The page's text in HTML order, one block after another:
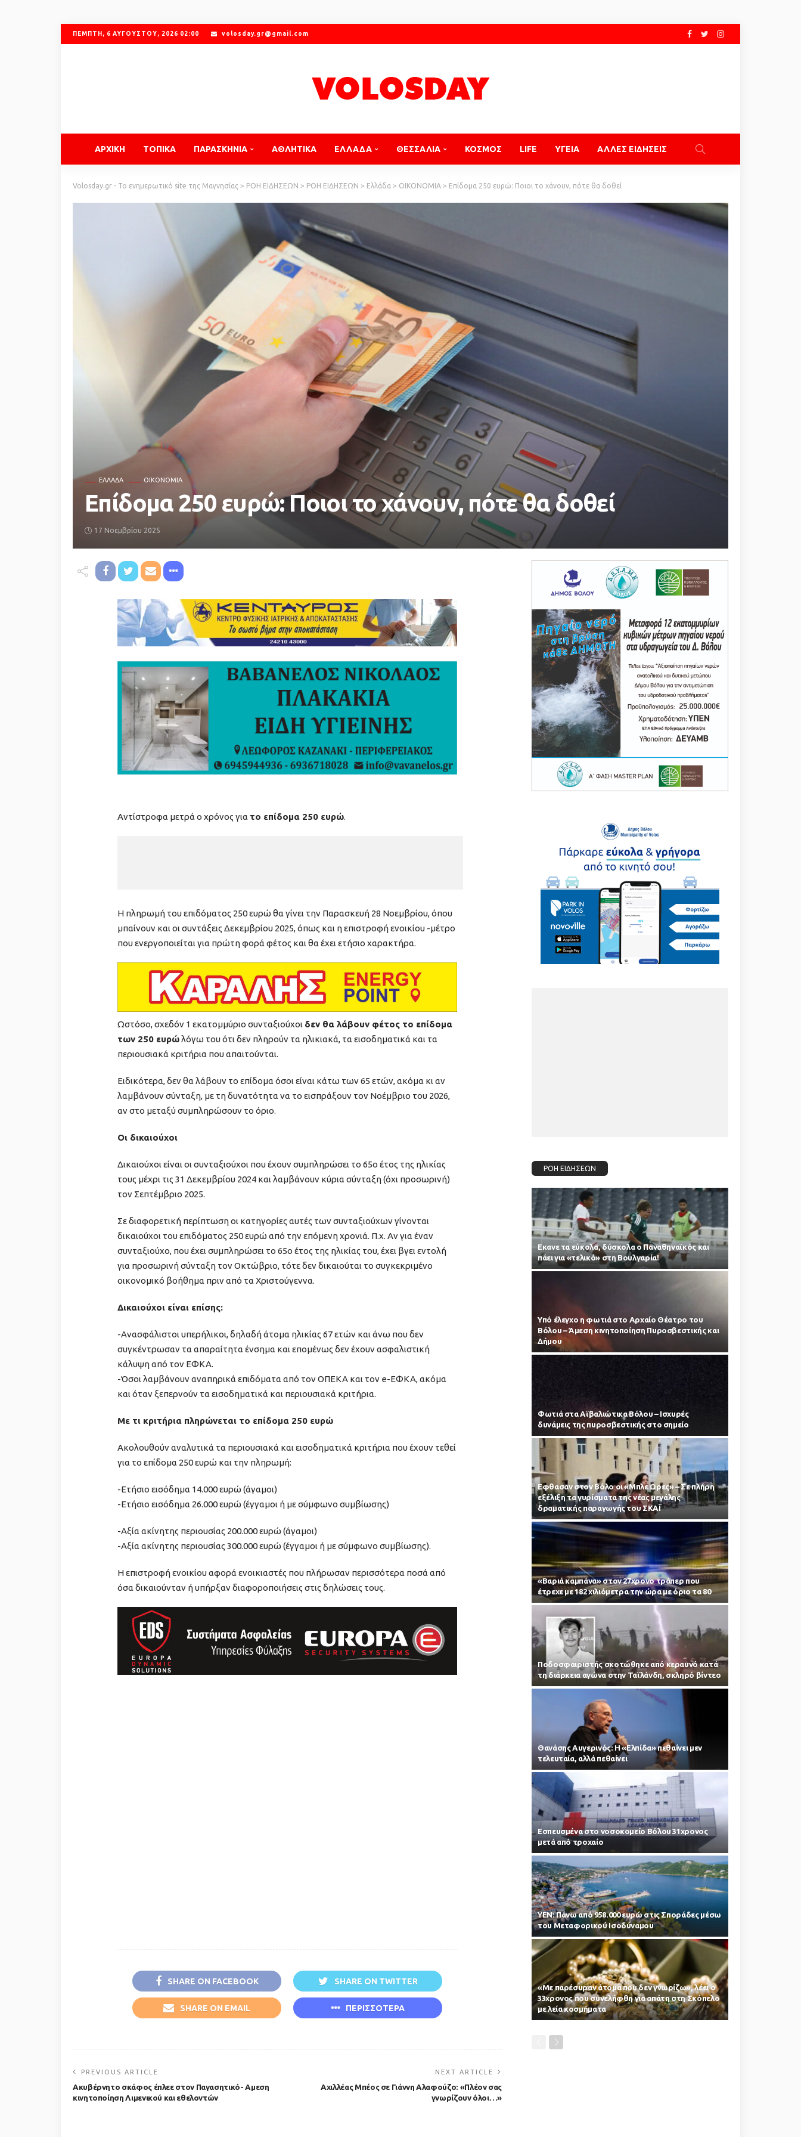
ΠΈΜΠΤΗ, 6 ΑΥΓΟΎΣΤΟΥ, 2026 02:00 volosday.gr@gmail.com
ΑΡΧΙΚΗ ΤΟΠΙΚΑ ΠΑΡΑΣΚΗΝΙΑ ΑΘΛΗΤΙΚΑ ΕΛΛΑΔΑ ΘΕΣΣΑΛΙΑ ΚΟΣΜΟΣ LIFE ΥΓΕΙΑ ΑΛΛΕΣ ΕΙΔΗΣΕΙΣ
Volosday.gr - Το ενημερωτικό site της Μαγνησίας > ΡΟΗ ΕΙΔΗΣΕΩΝ > ΡΟΗ ΕΙΔΗΣΕΩΝ > Ελλάδα > ΟΙΚΟΝΟΜΙΑ > Επίδομα 250 ευρώ: Ποιοι το χάνουν, πότε θα δοθεί
ΕΛΛΆΔΑ ΟΙΚΟΝΟΜΙΑ
Επίδομα 250 ευρώ: Ποιοι το χάνουν, πότε θα δοθεί
17 Νοεμβρίου 2025
Αντίστροφα μετρά ο χρόνος για τo επίδομα 250 ευρώ.
Η πληρωμή του επιδόματος 250 ευρώ θα γίνει την Παρασκευή 28 Νοεμβρίου, όπου
μπαίνουν και οι συντάξεις Δεκεμβρίου 2025, όπως και η επιστροφή ενοικίου -μέτρο
που ενεργοποιείται για πρώτη φορά φέτος και θα έχει ετήσιο χαρακτήρα.
Ωστόσο, σχεδόν 1 εκατομμύριο συνταξιούχοι δεν θα λάβουν φέτος το επίδομα
των 250 ευρώλόγω του ότι δεν πληρούν τα ηλικιακά, τα εισοδηματικά και τα
περιουσιακά κριτήρια που απαιτούνται.
Ειδικότερα, δεν θα λάβουν το επίδομα όσοι είναι κάτω των 65 ετών, ακόμα κι αν
λαμβάνουν σύνταξη, με τη δυνατότητα να το εισπράξουν τον Νοέμβριο του 2026,
αν στο μεταξύ συμπληρώσουν το όριο.
Οι δικαιούχοι
Δικαιούχοι είναι οι συνταξιούχοι που έχουν συμπληρώσει το 65ο έτος της ηλικίας
τους μέχρι τις 31 Δεκεμβρίου 2024 και λαμβάνουν κύρια σύνταξη (όχι προσωρινή)
τον Σεπτέμβριο 2025.
Σε διαφορετική περίπτωση οι κατηγορίες αυτές των συνταξιούχων γίνονται
δικαιούχοι του επιδόματος 250 ευρώ από την επόμενη χρονιά. Π.χ. Αν για έναν
συνταξιούχο, που έχει συμπληρώσει το 65ο έτος της ηλικίας του, έχει βγει εντολή
για προσωρινή σύνταξη τον Οκτώβριο, τότε δεν δικαιούται το συγκεκριμένο
οικονομικό βοήθημα πριν από τα Χριστούγεννα.
Δικαιούχοι είναι επίσης:
-Ανασφάλιστοι υπερήλικοι, δηλαδή άτομα ηλικίας 67 ετών και άνω που δεν
συγκέντρωσαν τα απαραίτητα ένσημα και επομένως δεν έχουν ασφαλιστική
κάλυψη από τον ΕΦΚΑ.
-Όσοι λαμβάνουν αναπηρικά επιδόματα από τον ΟΠΕΚΑ και τον e-ΕΦΚΑ, ακόμα
και όταν ξεπερνούν τα εισοδηματικά και περιουσιακά κριτήρια.
Με τι κριτήρια πληρώνεται το επίδομα 250 ευρώ
Ακολουθούν αναλυτικά τα περιουσιακά και εισοδηματικά κριτήρια που έχουν τεθεί
για το επίδομα 250 ευρώ και την πληρωμή:
-Ετήσιο εισόδημα 14.000 ευρώ (άγαμοι)
-Ετήσιο εισόδημα 26.000 ευρώ (έγγαμοι ή με σύμφωνο συμβίωσης)
-Αξία ακίνητης περιουσίας 200.000 ευρώ (άγαμοι)
-Αξία ακίνητης περιουσίας 300.000 ευρώ (έγγαμοι ή με σύμφωνο συμβίωσης).
Η επιστροφή ενοικίου αφορά ενοικιαστές που πλήρωσαν περισσότερα ποσά από
όσα δικαιούνταν ή υπήρξαν διαφοροποιήσεις στις δηλώσεις τους.
SHARE ON FACEBOOK SHARE ON TWITTER
SHARE ON EMAIL ΠΕΡΙΣΣΟΤΕΡΑ
PREVIOUS ARTICLE
Ακυβέρνητο σκάφος έπλεε στον Παγασητικό- Αμεση
κινητοποίηση Λιμενικού και εθελοντών
NEXT ARTICLE
Αχιλλέας Μπέος σε Γιάννη Αλαφούζο: «Πλέον σας
γνωρίζουν όλοι…»
ΡΟΗ ΕΙΔΗΣΕΩΝ
Εκανε τα εύκολα, δύσκολα ο Παναθηναϊκός και
πάει για «τελικό» στη Βουλγαρία!
Υπό έλεγχο η φωτιά στο Αρχαίο Θέατρο του
Βόλου – Άμεση κινητοποίηση Πυροσβεστικής και
Δήμου
Φωτιά στα Αϊβαλιώτικα Βόλου – Ισχυρές
δυνάμεις της πυροσβεστικής στο σημείο
Εφθασαν στον Βόλο οι «Μπλε Ωρες» – Σε πλήρη
εξέλιξη τα γυρίσματα της νέας μεγάλης
δραματικής παραγωγής του ΣΚΑΪ
«Βαριά καμπάνα» στον 27χρονο τράπερ που
έτρεχε με 182 χιλιόμετρα την ώρα με όριο τα 80
Ποδοσφαιριστής σκοτώθηκε από κεραυνό κατά
τη διάρκεια αγώνα στην Ταϊλάνδη, σκληρό βίντεο
Θανάσης Αυγερινός: Η «Ελπίδα» πεθαίνει μεν
τελευταία, αλλά πεθαίνει
Εσπευσμένα στο νοσοκομείο Βόλου 31χρονος
μετά από τροχαίο
ΥΕΝ: Πάνω από 958.000 ευρώ στις Σποράδες μέσω
του Μεταφορικού Ισοδύναμου
«Με παρέσυραν άτομα που δεν γνωρίζω», λέει ο
33χρονος που συνελήφθη για απάτη στη Σκόπελο
με λεία κοσμήματα